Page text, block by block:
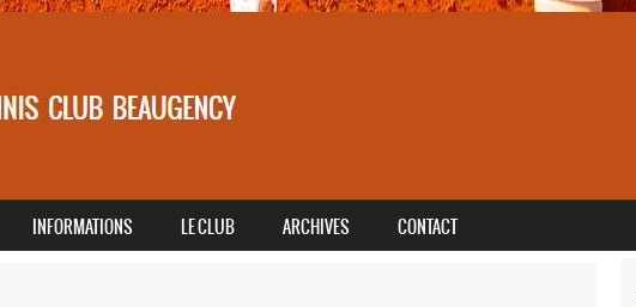
INFORMATIONS LE CLUB ARCHIVES CONTACT